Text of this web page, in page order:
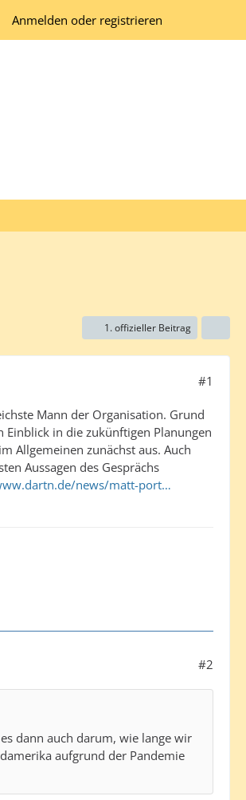
Anmelden oder registrieren
1. offizieller Beitrag
#1
Mann der Organisation. Grund
in die zukünftigen Planungen
Allgemeinen zunächst aus. Auch
Aussagen des Gesprächs
news/matt-port…
#2
dann auch darum, wie lange wir
aufgrund der Pandemie